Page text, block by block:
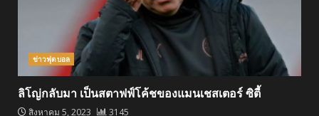
ข่าวฟุตบอล
ลิโญ่กลับมา เป็นสตาฟฟ์โค้ชของแมนเชสเตอร์ ซิตี้
สิงหาคม 5, 2023 3145